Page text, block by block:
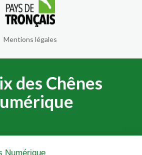
Mentions légales
des Chênes
Numérique